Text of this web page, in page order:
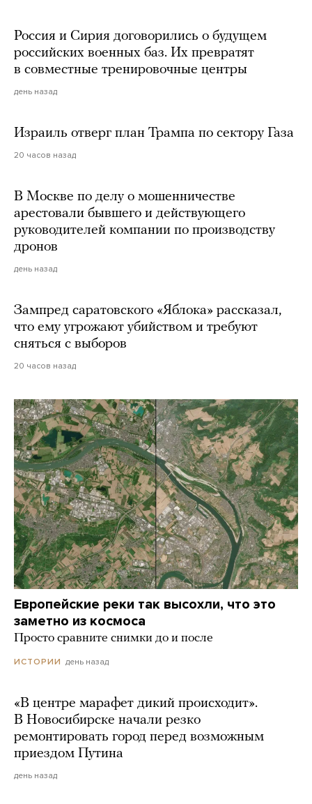
Россия и Сирия договорились о будущем
российских военных баз. Их превратят
в совместные тренировочные центры
день назад
Израиль отверг план Трампа по сектору Газа
20 часов назад
В Москве по делу о мошенничестве
арестовали бывшего и действующего
руководителей компании по производству
дронов
день назад
Зампред саратовского «Яблока» рассказал,
что ему угрожают убийством и требуют
сняться с выборов
20 часов назад
Европейские реки так высохли, что это
заметно из космоса
Просто сравните снимки до и после
ИСТОРИИ день назад
«В центре марафет дикий происходит».
В Новосибирске начали резко
ремонтировать город перед возможным
приездом Путина
день назад